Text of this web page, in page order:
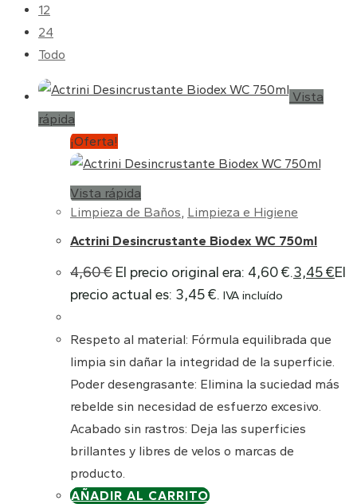
12
24
Todo
Vista
rápida
¡Oferta!
Vista rápida
Limpieza de Baños, Limpieza e Higiene
Actrini Desincrustante Biodex WC 750ml
4,60€ El precio original era: 4,60 €.3,45€El
precio actual es: 3,45 €. IVA incluído
Respeto al material: Fórmula equilibrada que
limpia sin dañar la integridad de la superficie.
Poder desengrasante: Elimina la suciedad más
rebelde sin necesidad de esfuerzo excesivo.
Acabado sin rastros: Deja las superficies
brillantes y libres de velos o marcas de
producto.
AÑADIR AL CARRITO